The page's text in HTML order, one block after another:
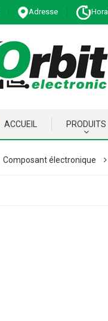
Adresse
ACCUEIL PRODUITS
Composant électronique